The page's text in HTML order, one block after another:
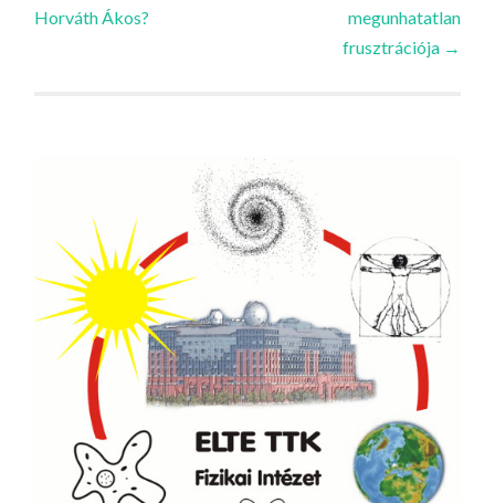
Horváth Ákos?
megunhatatlan
frusztrációja →